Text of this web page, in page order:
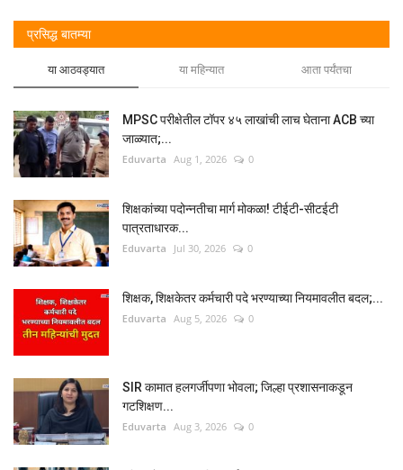
प्रसिद्ध बातम्या
या आठवड्यात या महिन्यात आता पर्यंतचा
MPSC परीक्षेतील टॉपर ४५ लाखांची लाच घेताना ACB च्या
जाळ्यात;...
Eduvarta Aug 1, 2026 0
शिक्षकांच्या पदोन्नतीचा मार्ग मोकळा! टीईटी-सीटईटी
पात्रताधारक...
Eduvarta Jul 30, 2026 0
शिक्षक, शिक्षकेतर कर्मचारी पदे भरण्याच्या नियमावलीत बदल;...
Eduvarta Aug 5, 2026 0
SIR कामात हलगर्जीपणा भोवला; जिल्हा प्रशासनाकडून
गटशिक्षण...
Eduvarta Aug 3, 2026 0